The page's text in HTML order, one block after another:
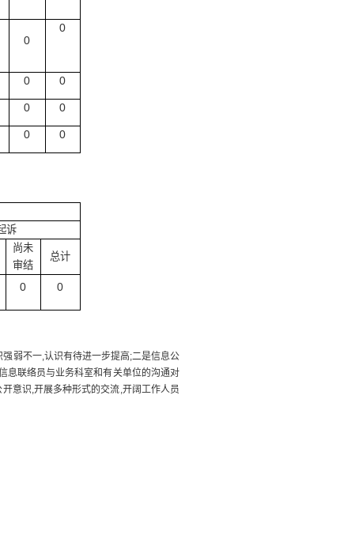
0
0
0 0
0 0
0 0
诉
尚未
审结
总计
0 0
弱不一,认识有待进一步提高;二是信息公
息联络员与业务科室和有关单位的沟通对
意识,开展多种形式的交流,开阔工作人员